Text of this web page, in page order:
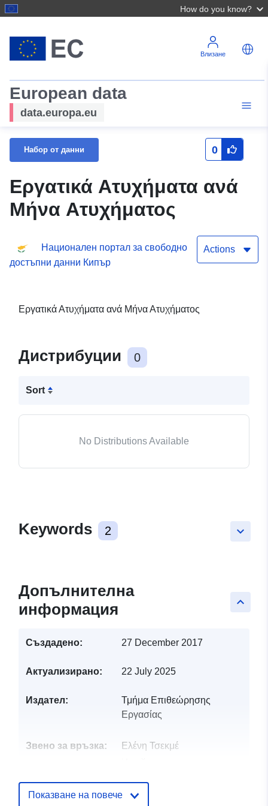
How do you know?
Влизане
European data
data.europa.eu
Набор от данни 0
Εργατικά Ατυχήματα ανά
Μήνα Ατυχήματος
Национален портал за свободно
достъпни данни Кипър
Actions
Εργατικά Ατυχήματα ανά Μήνα Ατυχήματος
Дистрибуции 0
Sort
No Distributions Available
keyboard_arrow_down
Keywords 2
keyboard_arrow_up
Допълнителна
информация
Създадено: 27 December 2017
Актуализирано: 22 July 2025
Издател:
Τμήμα Επιθεώρησης
Εργασίας
Звено за връзка:
Ελένη Τσεκμέ
Показване на повече